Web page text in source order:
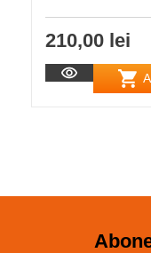
210,00 lei